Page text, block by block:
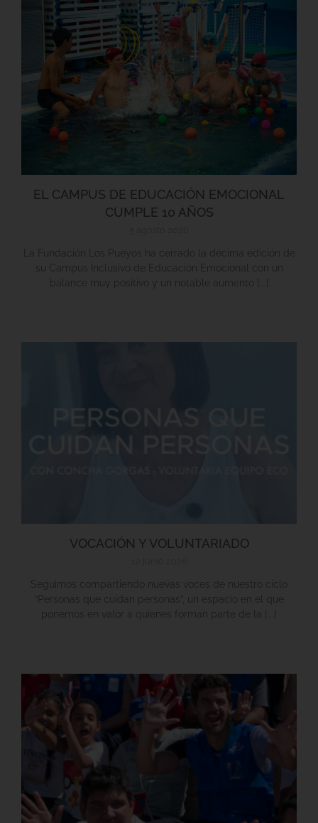
EL CAMPUS DE EDUCACIÓN EMOCIONAL
CUMPLE 10 AÑOS
La Fundación Los Pueyos ha cerrado la décima edición de
su Campus Inclusivo de Educación Emocional con un
balance muy positivo y un notable aumento [...]
VOCACIÓN Y VOLUNTARIADO
Seguimos compartiendo nuevas voces de nuestro ciclo
“Personas que cuidan personas”, un espacio en el que
ponemos en valor a quienes forman parte de la [...]